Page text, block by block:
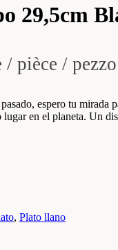
29,5cm
pièce / pezzo
espero tu
lugar en el planeta. Un
, Plato llano